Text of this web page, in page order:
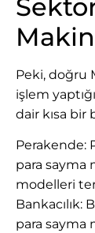
Peki, doğru
işlem
dair kısa bir
Perakende:
para sayma
modelleri
para sayma